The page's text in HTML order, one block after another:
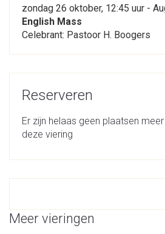
zondag 26 oktober, 12:45 uur -
English Mass
Celebrant: Pastoor H. Boogers
Reserveren
Er zijn helaas geen plaatsen
deze viering
Meer vieringen